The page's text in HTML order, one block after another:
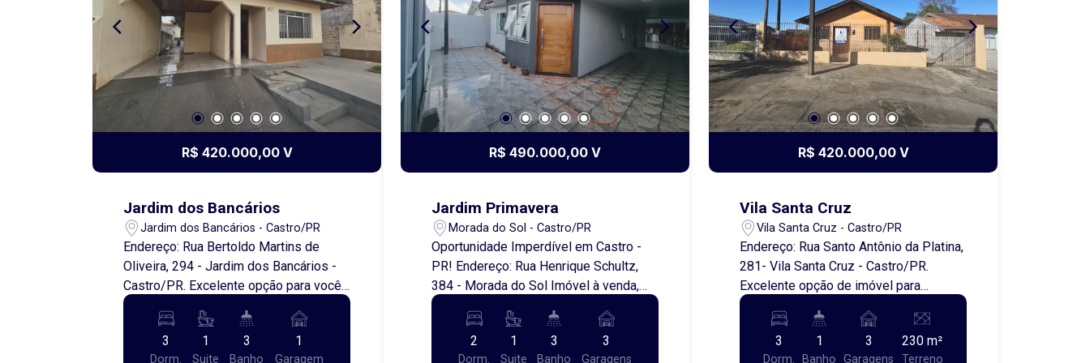
contato conosco. Estamos disponíveis
para agendar uma visita e apresentar
esse incrível imóvel. Não perca a
oportunidade de adquirir sua nova casa
em um dos melhores bairros de Castro!
Venha conhecer e se apaixonar!
R$ 420.000,00 V
Jardim dos Bancários
Jardim dos Bancários - Castro/PR
Endereço: Rua Bertoldo Martins de
Oliveira, 294 - Jardim dos Bancários -
Castro/PR. Excelente opção para você
que esta em busca de um imóvel com
custo beneficio e localização
excelentes! Ele possui sala de estar,
3
Dorm.
1
Suite
3
Banho
1
Garagem
R$ 490.000,00 V
Jardim Primavera
Morada do Sol - Castro/PR
Oportunidade Imperdível em Castro -
PR! Endereço: Rua Henrique Schultz,
384 - Morada do Sol Imóvel à venda,
ideal para quem busca conforto e
praticidade! Composto por: 2 quartos,
sendo 1 suíte BWC social Sala
2
Dorm.
1
Suite
3
Banho
3
Garagens
R$ 420.000,00 V
Vila Santa Cruz
Vila Santa Cruz - Castro/PR
Endereço: Rua Santo Antônio da Platina,
281- Vila Santa Cruz - Castro/PR.
Excelente opção de imóvel para
locação, localizada na Vila Santa Cruz,
contendo sala de estar, copa/cozinha,
três quartos, banheiro, área de serviço,
3
Dorm.
1
Banho
3
Garagens
230 m²
Terreno